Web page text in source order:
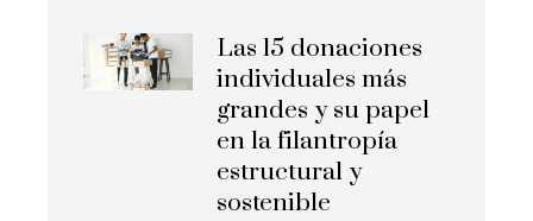
Las 15 donaciones
individuales más
grandes y su papel
en la filantropía
estructural y
sostenible